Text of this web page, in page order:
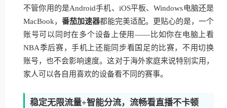
不管你用的是Android手机、iOS平板、Windows电脑还是
MacBook， 番茄加速器都能完美适配。更贴心的是，一个
账号可以同时在多个设备上使用——比如你在电脑上看
NBA季后赛，手机上还能同步看国足的比赛，不用切换
账号，也不会影响速度。这对于海外家庭来说特别实用，
家人可以各自用喜欢的设备看不同的赛事。
稳定无限流量+智能分流，流畅看直播不卡顿